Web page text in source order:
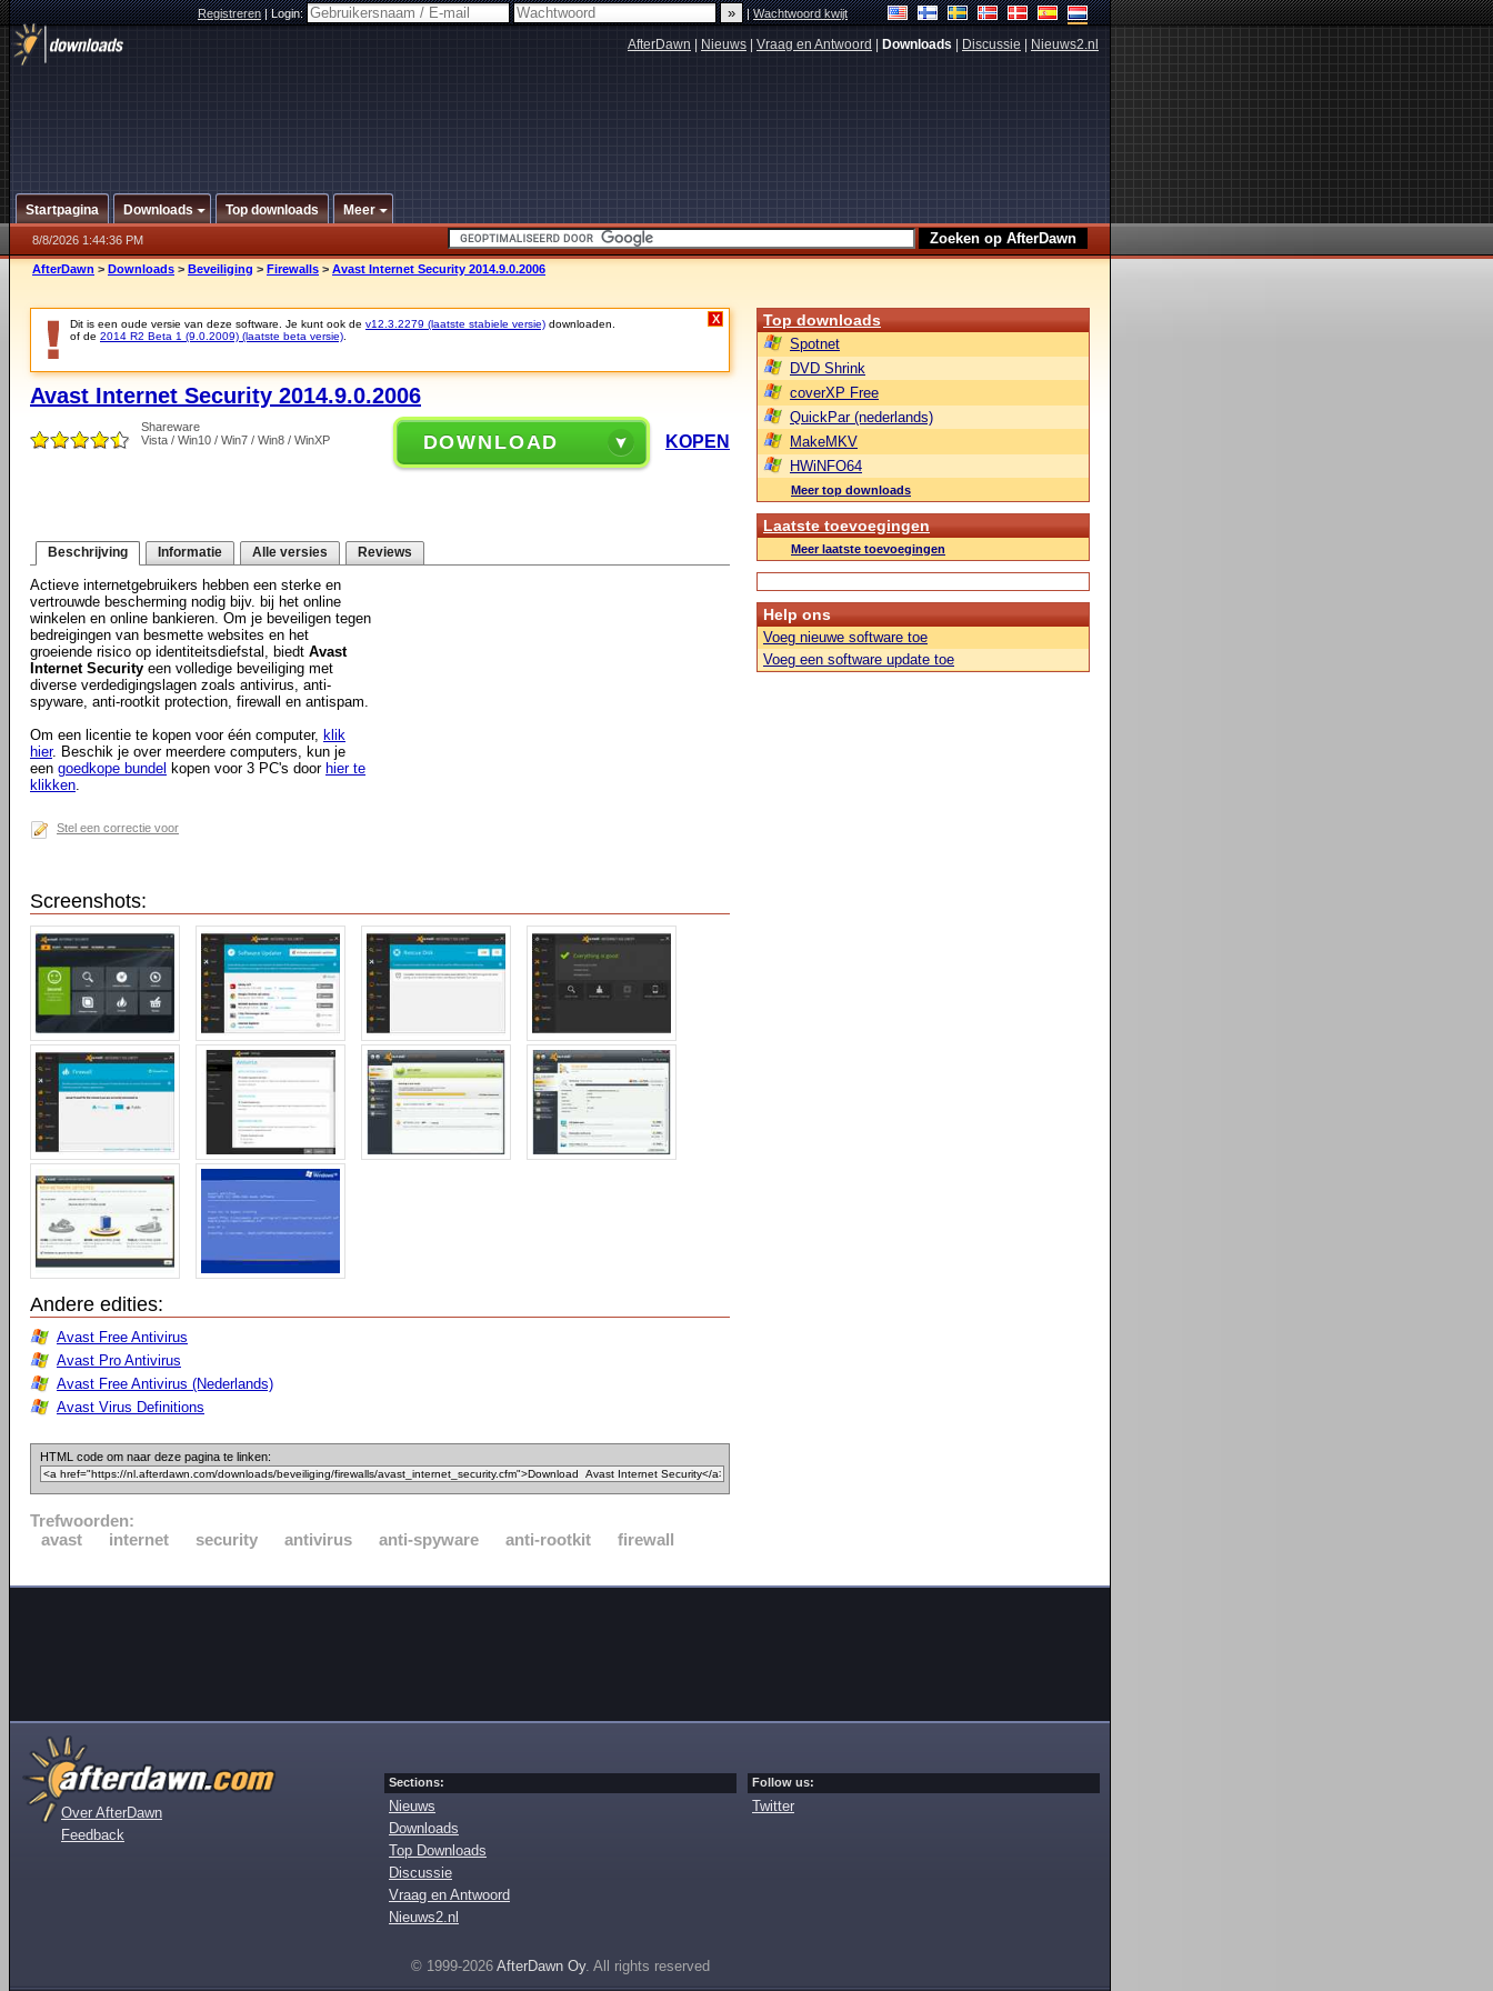
Registreren|Login: |Wachtwoord kwijt
AfterDawn Nieuws Vraag en Antwoord Downloads Discussie Nieuws2.nl
Startpagina Downloads Top downloads Meer
8/8/2026 1:44:36 PM
AfterDawn > Downloads > Beveiliging > Firewalls > Avast Internet Security 2014.9.0.2006
Dit is een oude versie van deze software. Je kunt ook de v12.3.2279 (laatste stabiele versie) downloaden.
of de 2014 R2 Beta 1 (9.0.2009) (laatste beta versie)
X
Avast Internet Security 2014.9.0.2006
Shareware
Vista / Win10 / Win7 / Win8 / WinXP
DOWNLOAD KOPEN
Beschrijving Informatie Alle versies Reviews
Actieve internetgebruikers hebben een sterke en
vertrouwde bescherming nodig bijv. bij het online
winkelen en online bankieren. Om je beveiligen tegen
bedreigingen van besmette websites en het
groeiende risico op identiteitsdiefstal, biedt Avast
Internet Security een volledige beveiliging met
diverse verdedigingslagen zoals antivirus, anti-
spyware, anti-rootkit protection, firewall en antispam.
Om een licentie te kopen voor één computer, klik
hier. Beschik je over meerdere computers, kun je
een goedkope bundel kopen voor 3 PC's door hier te
klikken.
Stel een correctie voor
Screenshots:
Andere edities:
Avast Free Antivirus
Avast Pro Antivirus
Avast Free Antivirus (Nederlands)
Avast Virus Definitions
HTML code om naar deze pagina te linken:
Trefwoorden:
avast
internet security antivirus anti-spyware anti-rootkit firewall
Top downloads
Spotnet
DVD Shrink
coverXP Free
QuickPar (nederlands)
MakeMKV
HWiNFO64
Meer top downloads
Laatste toevoegingen
Meer laatste toevoegingen
Help ons
Voeg nieuwe software toe
Voeg een software update toe
Over AfterDawn
Feedback
Sections:
Nieuws
Downloads
Top Downloads
Discussie
Vraag en Antwoord
Nieuws2.nl
Follow us:
Twitter
© 1999-2026 AfterDawn Oy. All rights reserved